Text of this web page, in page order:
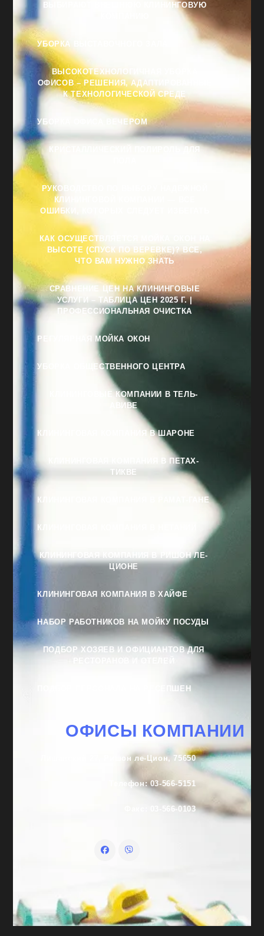
ВЫБИРАЮТ ВНЕШНЮЮ КЛИНИНГОВУЮ
УБОРКА ВЫСТАВОЧНОГО ЗАЛА
ВЫСОКОТЕХНОЛОГИЧНАЯ УБОРКА
ОФИСОВ – РЕШЕНИЯ, АДАПТИРОВАННЫЕ
К ТЕХНОЛОГИЧЕСКОЙ СРЕДЕ
УБОРКА ОФИСА ВЕЧЕРОМ
КРИСТАЛЛИЧЕСКИЙ ПОЛИРОЛЬ ДЛЯ
РУКОВОДСТВО ПО ВЫБОРУ НАДЕЖНОЙ
КЛИНИНГОВОЙ КОМПАНИИ — ВСЕ
ОШИБКИ, КОТОРЫХ СЛЕДУЕТ ИЗБЕГАТЬ
КАК ОСУЩЕСТВЛЯЕТСЯ МОЙКА ОКОН НА
ВЫСОТЕ (СПУСК ПО ВЕРЕВКЕ)? ВСЕ,
ЧТО ВАМ НУЖНО ЗНАТЬ
СРАВНЕНИЕ ЦЕН НА КЛИНИНГОВЫЕ
УСЛУГИ – ТАБЛИЦА ЦЕН 2025 Г. |
ПРОФЕССИОНАЛЬНАЯ ОЧИСТКА
РЕГУЛЯРНАЯ МОЙКА ОКОН
УБОРКА ОБЩЕСТВЕННОГО ЦЕНТРА
КЛИНИНГОВЫЕ КОМПАНИИ В ТЕЛЬ-
АВИВЕ
КЛИНИНГОВАЯ КОМПАНИЯ В ШАРОНЕ
КЛИНИНГОВАЯ КОМПАНИЯ В ПЕТАХ-
ТИКВЕ
КЛИНИНГОВАЯ КОМПАНИЯ В РАМАТ-ГАНЕ
КЛИНИНГОВАЯ КОМПАНИЯ В НЕТАНИИ
КЛИНИНГОВАЯ КОМПАНИЯ В РИШОН ЛЕ-
ЦИОНЕ
КЛИНИНГОВАЯ КОМПАНИЯ В ХАЙФЕ
НАБОР РАБОТНИКОВ НА МОЙКУ ПОСУДЫ
ПОДБОР ХОЗЯЕВ И ОФИЦИАНТОВ ДЛЯ
ПОДБОР ПЕРСОНАЛА НА РЕСЕПШЕН
ОФИСЫ КОМПАНИИ
Лишанский 27, Ришон ле-Цион, 75650
Телефон: 03-566-5151
Факс: 03-566-0103